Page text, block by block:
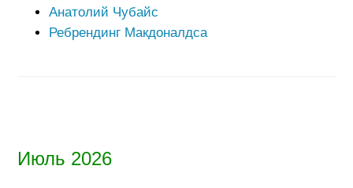
Июль 2026
Анатолий Чубайс
Ребрендинг Макдоналдса